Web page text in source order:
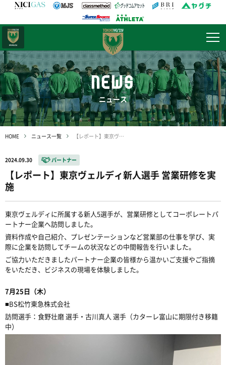
NEWS
ニュース
HOME ニュース一覧 【レポート】東京ヴェルディ新人選手 営業研修を実施
2024.09.30 パートナー
【レポート】東京ヴェルディ新人選手 営業研修を実
施
東京ヴェルディに所属する新人5選手が、営業研修としてコーポレートパ
ートナー企業へ訪問しました。
資料作成や自己紹介、プレゼンテーションなど営業部の仕事を学び、 実
際に企業を訪問してチームの状況などの中間報告を行いました。
ご協力いただきましたパートナー企業の皆様から温かいご支援やご指摘
をいただき、ビジネスの現場を体験しました。
7月25日（木）
■BS松竹東急株式会社
訪問選手：食野壮磨 選手・古川真人 選手（カターレ富山に期限付き移籍
中）